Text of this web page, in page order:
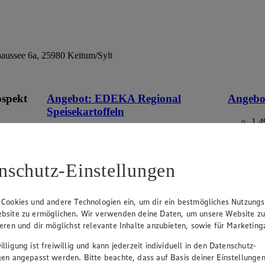
6a, 25980 Keitum/Sylt
Angebot: EDEKA Regional
Speisekartoffeln
versch. Kocheigenschaften, aus
aus
Einstellungen
und andere Technologien ein, um dir ein bestmögliches
zu ermöglichen. Wir verwenden deine Daten, um unsere Website zu
und dir möglichst relevante Inhalte anzubieten, sowie für
ist freiwillig und kann jederzeit individuell in den Datenschutz-
angepasst werden. Bitte beachte, dass auf Basis deiner